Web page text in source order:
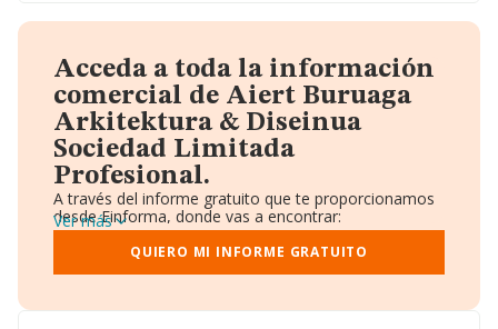
Acceda a toda la información
comercial de Aiert Buruaga
Arkitektura & Diseinua
Sociedad Limitada
Profesional.
A través del informe gratuito que te proporcionamos
desde Einforma, donde vas a encontrar:
Datos identificativos: Denominación, CIF,
Teléfono, Domicilio.
Informe Mercantil Completo (BORME).
Ver más
QUIERO MI INFORME GRATUITO